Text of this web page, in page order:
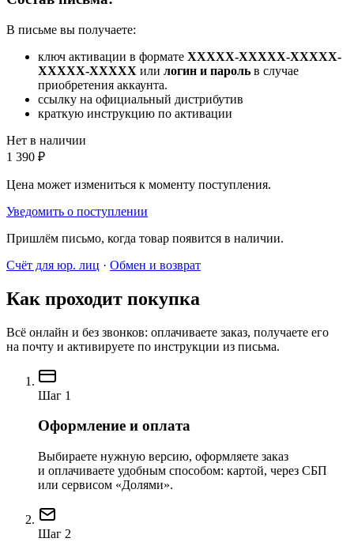
В письме вы получаете:
ключ активации в формате XXXXX-XXXXX-XXXXX-
XXXXX-XXXXX или логин и пароль в случае
приобретения аккаунта.
ссылку на официальный дистрибутив
краткую инструкцию по активации
Нет в наличии
1 390 ₽
Цена может измениться к моменту поступления.
Уведомить о поступлении
Пришлём письмо, когда товар появится в наличии.
Счёт для юр. лиц · Обмен и возврат
Как проходит покупка
Всё онлайн и без звонков: оплачиваете заказ, получаете его
на почту и активируете по инструкции из письма.
Шаг 1
Оформление и оплата
Выбираете нужную версию, оформляете заказ
и оплачиваете удобным способом: картой, через СБП
или сервисом «Долями».
Шаг 2